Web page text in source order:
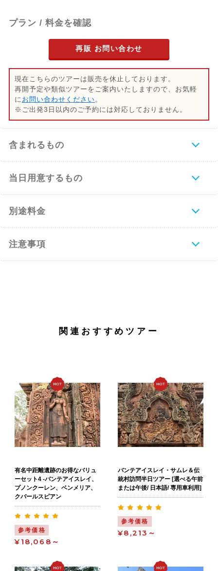
プラン / 料金を確認
再販 お問い合わせ
現在こちらのツアーは販売を休止しております。
再開予定や類似ツアーをご案内いたしますので、お気軽
にお問い合わせください。
※ご出発3日以内のご予約には対応しておりません。
含まれるもの
当日用意するもの
別途料金
注意事項
関連おすすめツアー
有名中距離遺跡のお得なバリュ
ーセット4 -バンテアイスレイ、
プノンクーレン、ベンメリア、
クバールスピアン
参考価格
¥18,068～
バンテアイスレイ・サムレ＆伝
統村訪問半日ツアー [選べる午前
または午後/ 日本語/ 専用車利用]
参考価格
¥8,213～